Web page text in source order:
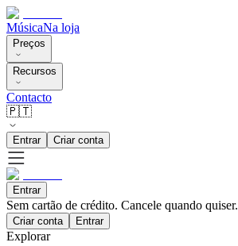
MúsicaNa loja
Preços
Recursos
Contacto
🇵🇹
Entrar Criar conta
Entrar
Sem cartão de crédito. Cancele quando quiser.
Criar conta Entrar
Explorar